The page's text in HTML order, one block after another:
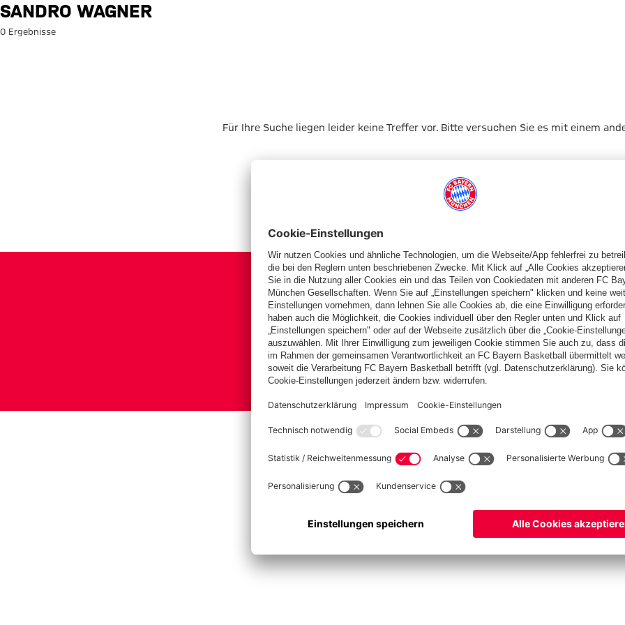
Suche: Sandro Wagner
SANDRO WAGNER
0 Ergebnisse
Für Ihre Suche liegen leider keine Treffer vor. Bitte versuchen Sie es mit einem
Basketball Frauen Handball Schach Schiedsrichter Seniorenfußball
Impressum Datenschutz Nutzungsbedingungen Barrierefreiheit